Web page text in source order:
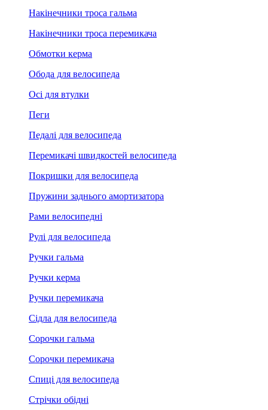
Накінечники троса гальма
Накінечники троса перемикача
Обмотки керма
Обода для велосипеда
Осі для втулки
Пеги
Педалі для велосипеда
Перемикачі швидкостей велосипеда
Покришки для велосипеда
Пружини заднього амортизатора
Рами велосипедні
Рулі для велосипеда
Ручки гальма
Ручки керма
Ручки перемикача
Сідла для велосипеда
Сорочки гальма
Сорочки перемикача
Спиці для велосипеда
Стрічки обідні